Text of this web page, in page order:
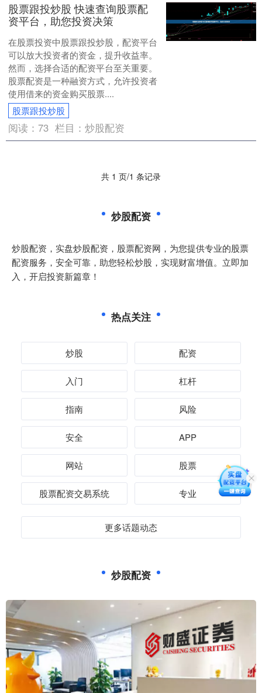
股票跟投炒股 快速查询股票配
资平台，助您投资决策
在股票投资中股票跟投炒股，配资平台
可以放大投资者的资金，提升收益率。
然而，选择合适的配资平台至关重要。
股票配资是一种融资方式，允许投资者
使用借来的资金购买股票....
股票跟投炒股
阅读：73 栏目：炒股配资
共 1 页/1 条记录
炒股配资
炒股配资，实盘炒股配资，股票配资网，为您提供专业的股票
配资服务，安全可靠，助您轻松炒股，实现财富增值。立即加
入，开启投资新篇章！
热点关注
炒股 配资
入门 杠杆
指南 风险
安全 APP
网站 股票
股票配资交易系统 专业
更多话题动态
炒股配资